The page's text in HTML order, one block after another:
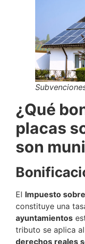
¿Qué
placas
son
El Impuesto
constituye una
ayuntamientos
tributo se aplica
derechos reales